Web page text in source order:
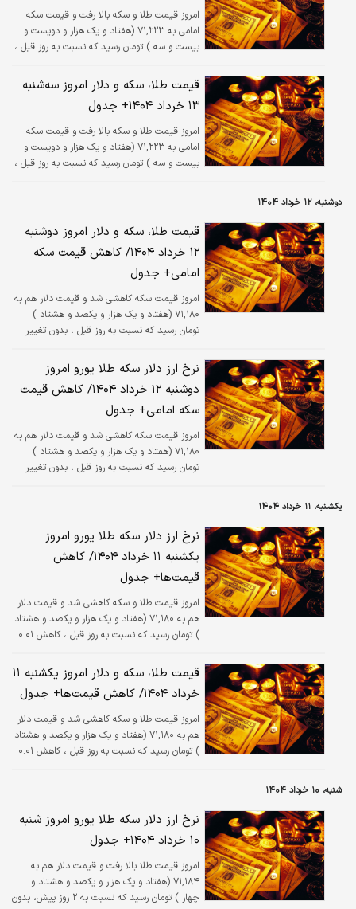
امروز قیمت طلا و سکه بالا رفت و قیمت سکه
امامی به ۷۱,۲۲۳ (هفتاد و یک هزار و دویست و
بیست و سه ) تومان رسید که نسبت به روز قبل ،
قیمت طلا، سکه و دلار امروز سه‌شنبه
۱۳ خرداد ۱۴۰۴+ جدول
امروز قیمت طلا و سکه بالا رفت و قیمت سکه
امامی به ۷۱,۲۲۳ (هفتاد و یک هزار و دویست و
بیست و سه ) تومان رسید که نسبت به روز قبل ،
دوشنبه، ۱۲ خرداد ۱۴۰۴
قیمت طلا، سکه و دلار امروز دوشنبه
۱۲ خرداد ۱۴۰۴/ کاهش قیمت‌ سکه
امامی+ جدول
امروز قیمت سکه کاهشی شد و قیمت دلار هم به
۷۱,۱۸۰ (هفتاد و یک هزار و یکصد و هشتاد )
تومان رسید که نسبت به روز قبل ، بدون تغییر
نرخ ارز دلار سکه طلا یورو امروز
دوشنبه ۱۲ خرداد ۱۴۰۴/ کاهش قیمت‌
سکه امامی+ جدول
امروز قیمت سکه کاهشی شد و قیمت دلار هم به
۷۱,۱۸۰ (هفتاد و یک هزار و یکصد و هشتاد )
تومان رسید که نسبت به روز قبل ، بدون تغییر
یکشنبه، ۱۱ خرداد ۱۴۰۴
نرخ ارز دلار سکه طلا یورو امروز
یکشنبه ۱۱ خرداد ۱۴۰۴/ کاهش
قیمت‌ها+ جدول
امروز قیمت طلا و سکه کاهشی شد و قیمت دلار
هم به ۷۱,۱۸۰ (هفتاد و یک هزار و یکصد و هشتاد
) تومان رسید که نسبت به روز قبل ، کاهش ۰.۰۱
قیمت طلا، سکه و دلار امروز یکشنبه ۱۱
خرداد ۱۴۰۴/ کاهش قیمت‌ها+ جدول
امروز قیمت طلا و سکه کاهشی شد و قیمت دلار
هم به ۷۱,۱۸۰ (هفتاد و یک هزار و یکصد و هشتاد
) تومان رسید که نسبت به روز قبل ، کاهش ۰.۰۱
شنبه، ۱۰ خرداد ۱۴۰۴
نرخ ارز دلار سکه طلا یورو امروز شنبه
۱۰ خرداد ۱۴۰۴+ جدول
امروز قیمت طلا بالا رفت و قیمت دلار هم به
۷۱,۱۸۴ (هفتاد و یک هزار و یکصد و هشتاد و
چهار ) تومان رسید که نسبت به ۲ روز پیش، بدون